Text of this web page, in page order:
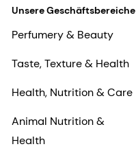
Unsere Geschäftsbereiche
Perfumery & Beauty
Taste, Texture & Health
Health, Nutrition & Care
Animal Nutrition &
Health